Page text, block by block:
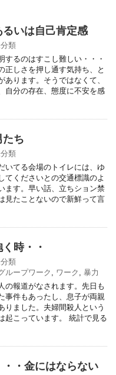
るいは自己肯定感
類
するのはすこし難しい・・・
正しさを押し通す気持ち、と
あります。そうではなくて、
自分の存在、態度に不安を感
たち
類
いてる会場のトイレには、ゆ
てくださいとの交通標識のよ
ます。早い話、立ちション禁
見たことないので新鮮って言
時・・
類
ループワーク , ワーク , 暴力
の報道がなされます。先日も
事件もあったし、息子が両親
りました。夫婦間殺人という
起こっています。 統計で見る
・金にはならない